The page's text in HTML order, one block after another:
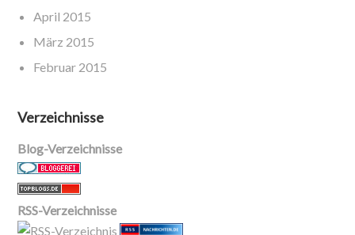
April 2015
März 2015
Februar 2015
Verzeichnisse
Blog-Verzeichnisse
RSS-Verzeichnisse